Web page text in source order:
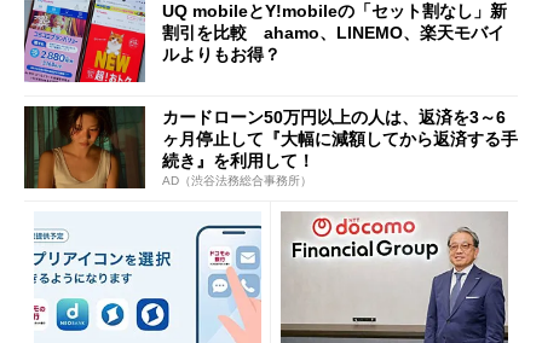
UQ mobileとY!mobileの「セット割なし」新
割引を比較 ahamo、LINEMO、楽天モバイ
ルよりもお得？
カードローン50万円以上の人は、返済を3～6
ヶ月停止して『大幅に減額してから返済する手
続き』を利用して！
AD（渋谷法務総合事務所）